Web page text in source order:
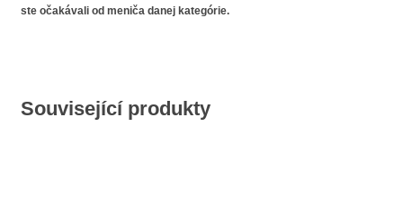
ste očakávali od meniča danej kategórie.
Související produkty